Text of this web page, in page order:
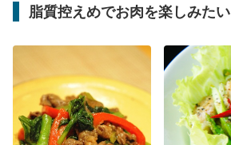
脂質控えめでお肉を楽しみたい